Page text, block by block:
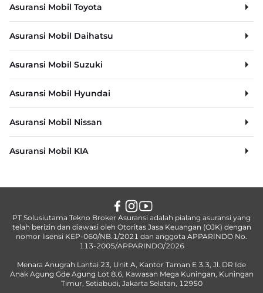
Asuransi Mobil Toyota
Asuransi Mobil Daihatsu
Asuransi Mobil Suzuki
Asuransi Mobil Hyundai
Asuransi Mobil Nissan
Asuransi Mobil KIA
PT Solusiutama Tekno Broker Asuransi adalah pialang asuransi yang
telah berizin dan diawasi oleh Otoritas Jasa Keuangan (OJK) dengan
nomor lisensi KEP-060/NB.1/2021 dan anggota APPARINDO No.
113-2005/APPARINDO/2026
Menara Anugrah Lantai 23, Unit A, Kantor Taman E 3.3, Jl. DR Ide
Anak Agung Gde Agung Lot 8.6, Kawasan Mega Kuningan, Kuningan
Timur, Setiabudi, Jakarta Selatan, 12950